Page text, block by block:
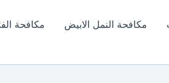
مكافحة النمل الابيض​ مكافحة